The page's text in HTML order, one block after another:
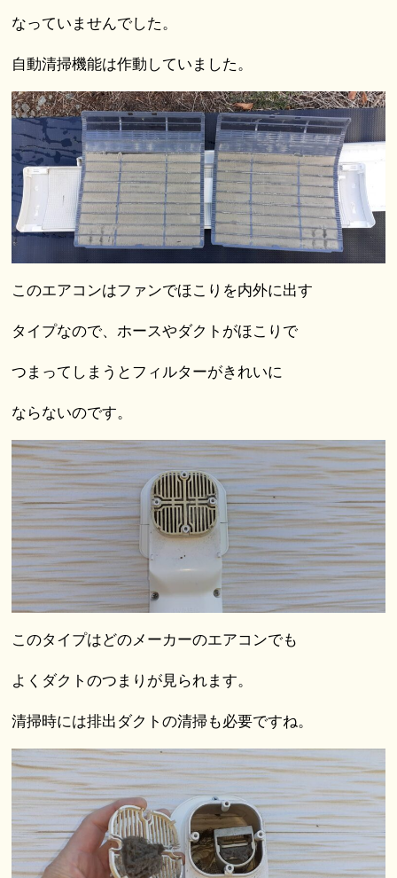
なっていませんでした。
自動清掃機能は作動していました。
このエアコンはファンでほこりを内外に出す
タイプなので、ホースやダクトがほこりで
つまってしまうとフィルターがきれいに
ならないのです。
このタイプはどのメーカーのエアコンでも
よくダクトのつまりが見られます。
清掃時には排出ダクトの清掃も必要ですね。